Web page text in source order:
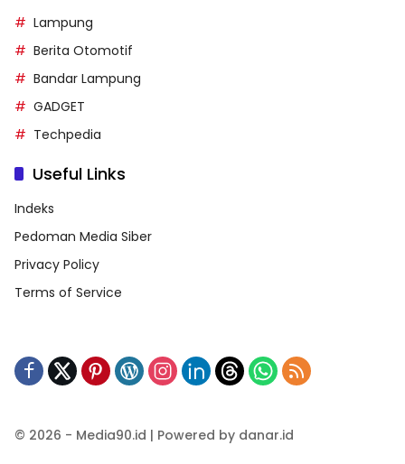
Lampung
Berita Otomotif
Bandar Lampung
GADGET
Techpedia
Useful Links
Indeks
Pedoman Media Siber
Privacy Policy
Terms of Service
© 2026 - Media90.id | Powered by danar.id